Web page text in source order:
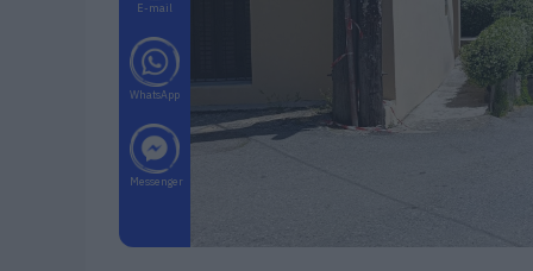
E-mail
WhatsApp
Messenger